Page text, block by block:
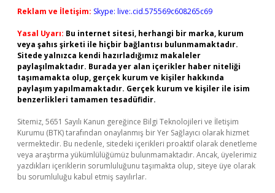
Reklam ve İletişim: Skype: live:.cid.575569c608265c69
Yasal Uyarı: Bu internet sitesi, herhangi bir marka, kurum
veya şahıs şirketi ile hiçbir bağlantısı bulunmamaktadır.
Sitede yalnızca kendi hazırladığımız makaleler
paylaşılmaktadır. Burada yer alan içerikler haber niteliği
taşımamakta olup, gerçek kurum ve kişiler hakkında
paylaşım yapılmamaktadır. Gerçek kurum ve kişiler ile isim
benzerlikleri tamamen tesadüfidir.
Sitemiz, 5651 Sayılı Kanun gereğince Bilgi Teknolojileri ve İletişim
Kurumu (BTK) tarafından onaylanmış bir Yer Sağlayıcı olarak hizmet
vermektedir. Bu nedenle, sitedeki içerikleri proaktif olarak denetleme
veya araştırma yükümlülüğümüz bulunmamaktadır. Ancak, üyelerimiz
yazdıkları içeriklerin sorumluluğunu taşımakta olup, siteye üye olarak
bu sorumluluğu kabul etmiş sayılırlar.